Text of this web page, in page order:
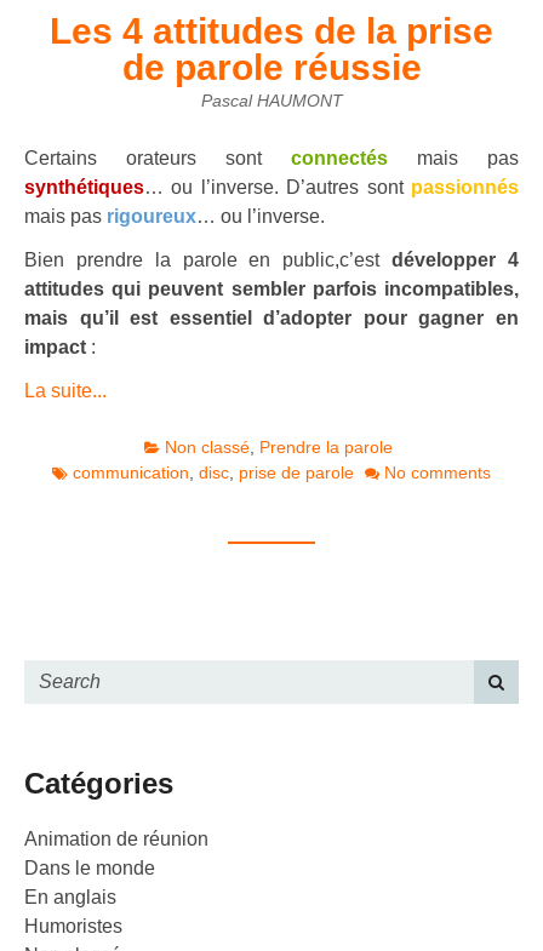
Les 4 attitudes de la prise
de parole réussie
Pascal HAUMONT
Certains orateurs sont connectés
mais pas
synthétiques… ou l’inverse. D’autres sont passionnés
mais pas rigoureux… ou l’inverse.
Bien prendre la parole en public,c’estdévelopper 4
attitudes qui peuvent sembler parfois incompatibles,
mais qu’il est essentiel d’adopter pour gagner en
impact :
La suite...
Non classé Prendre la parole
communication disc prise de parole No comments
Catégories
Animation de réunion
Dans le monde
En anglais
Humoristes